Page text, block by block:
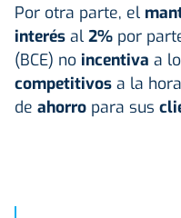
Por otra parte, el
interés al 2% por
(BCE) no incentiva a
competitivos a la
de ahorro para sus